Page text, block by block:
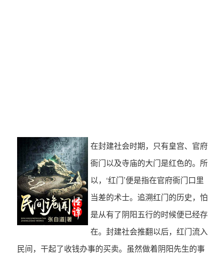
在封建社会时期，只有皇宫、官府
衙门以及寺庙的大门是红色的。所
以，‘红门’便是指在官府衙门口里
当差的术士。追溯红门的历史，怕
是从有了阴阳五行的时候便已经存
在。封建社会推翻以后，红门流入
民间，干起了收钱办事的买卖。虽然做着阴阳先生的事